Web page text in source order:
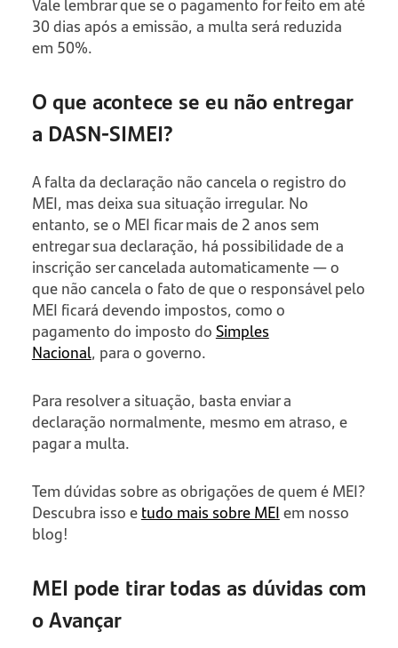
30 dias após a emissão, a multa será reduzida
em 50%.
O que acontece se eu não entregar
a DASN-SIMEI?
A falta da declaração não cancela o registro do
MEI, mas deixa sua situação irregular. No
entanto, se o MEI ficar mais de 2 anos sem
entregar sua declaração, há possibilidade de a
inscrição ser cancelada automaticamente — o
que não cancela o fato de que o responsável pelo
MEI ficará devendo impostos, como o
pagamento do imposto doSimples
Nacional, para o governo.
Para resolver a situação, basta enviar a
declaração normalmente, mesmo em atraso, e
pagar a multa.
Tem dúvidas sobre as obrigações de quem é MEI?
Descubra isso etudo mais sobre MEIem nosso
blog!
MEI pode tirar todas as dúvidas com
o Avançar